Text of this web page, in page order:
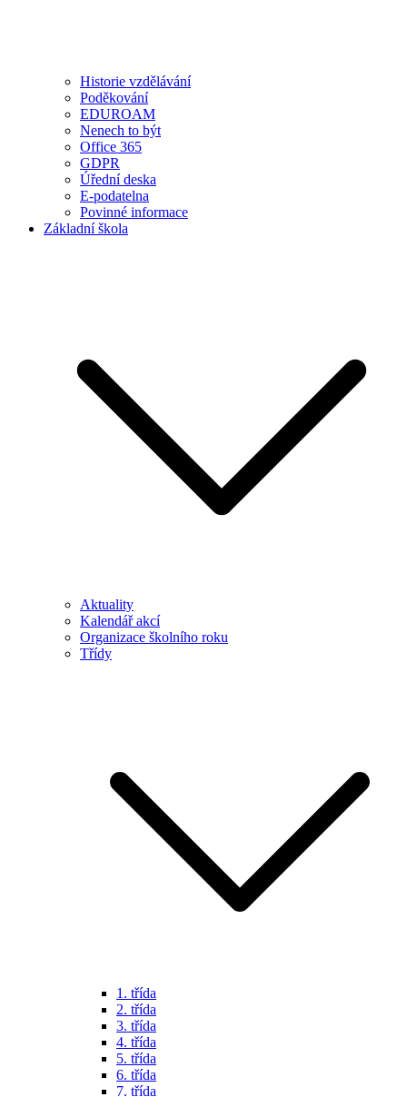
Historie vzdělávání
Poděkování
EDUROAM
Nenech to být
Office 365
GDPR
Úřední deska
E-podatelna
Povinné informace
Základní škola
Aktuality
Kalendář akcí
Organizace školního roku
Třídy
1. třída
2. třída
3. třída
4. třída
5. třída
6. třída
7. třída